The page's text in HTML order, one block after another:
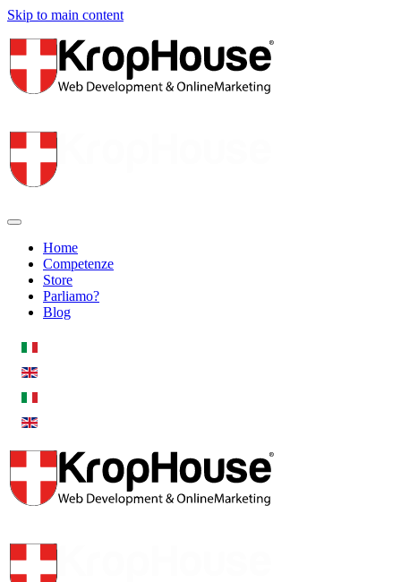
Skip to main content
Home
Competenze
Store
Parliamo?
Blog